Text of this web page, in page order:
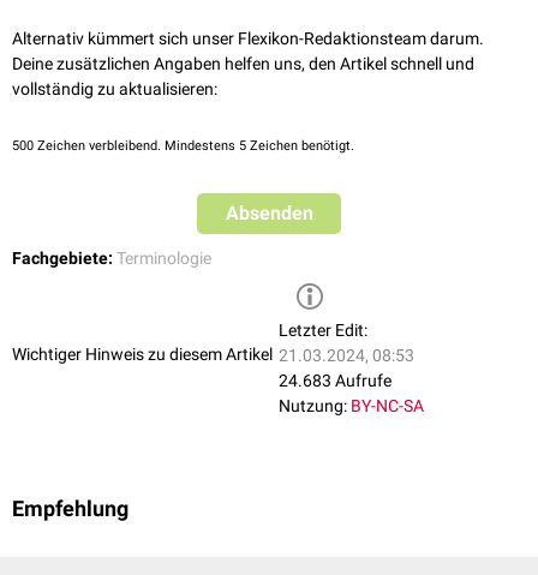
Alternativ kümmert sich unser Flexikon-Redaktionsteam darum.
Deine zusätzlichen Angaben helfen uns, den Artikel schnell und
vollständig zu aktualisieren:
500 Zeichen verbleibend. Mindestens 5 Zeichen benötigt.
Absenden
Fachgebiete: Terminologie
Wichtiger Hinweis zu diesem Artikel
Letzter Edit:
21.03.2024, 08:53
24.683 Aufrufe
Nutzung: BY-NC-SA
Empfehlung